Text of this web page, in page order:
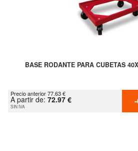
BASE RODANTE PARA CUBETAS
Precio anterior 77.63 €
A partir de: 72.97 €
SIN IVA